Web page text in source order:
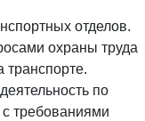
отделов.
охраны труда
по
требованиями